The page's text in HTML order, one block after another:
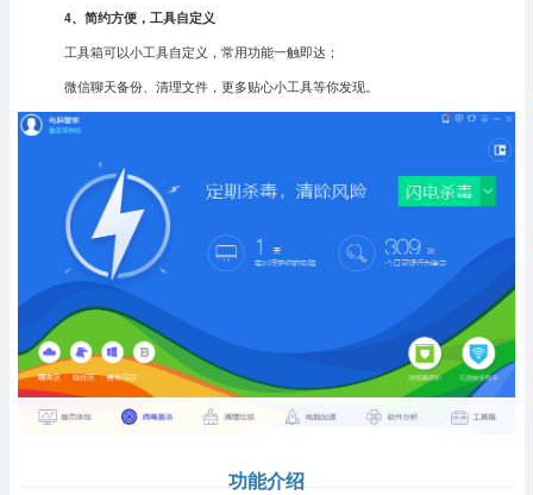
4、简约方便，工具自定义
工具箱可以小工具自定义，常用功能一触即达；
微信聊天备份、清理文件，更多贴心小工具等你发现。
功能介绍